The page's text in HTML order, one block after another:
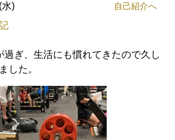
自己紹介へ
)
ぎ、生活にも慣れてきたので久し
した。